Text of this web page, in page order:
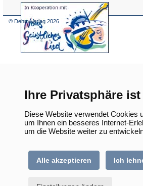
Ihre Privatsphäre
Diese Website verwendet Cookies
um Ihnen ein besseres Internet-
um die Website weiter zu
Alle akzeptieren Ich
(Öffnet
in
© Dehm Verlag 2026